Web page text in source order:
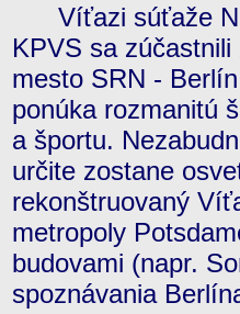
Víťazi súťaže
KPVS sa
mesto SRN -
ponúka rozmanitú
a športu.
určite zostane
rekonštruovaný
metropoly
budovami (napr.
spoznávania